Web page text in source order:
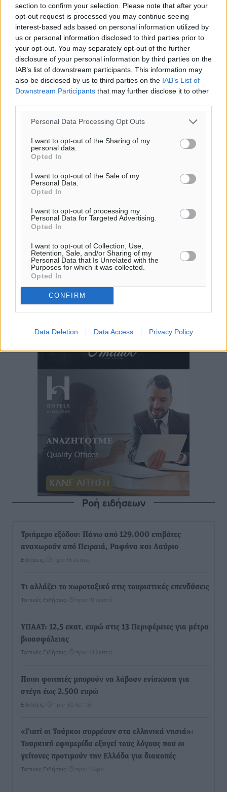
section to confirm your selection. Please note that after your
opt-out request is processed you may continue seeing
interest-based ads based on personal information utilized by
us or personal information disclosed to third parties prior to
your opt-out. You may separately opt-out of the further
disclosure of your personal information by third parties on the
IAB’s list of downstream participants. This information may
also be disclosed by us to third parties on the IAB’s List of
Downstream Participants that may further disclose it to other
Personal Data Processing Opt Outs
I want to opt-out of the Sharing of my
personal data.
Opted In
I want to opt-out of the Sale of my
Personal Data.
Opted In
I want to opt-out of processing my
Personal Data for Targeted Advertising.
Opted In
I want to opt-out of Collection, Use,
Retention, Sale, and/or Sharing of my
Personal Data that Is Unrelated with the
Purposes for which it was collected.
Opted In
CONFIRM
Data Deletion Data Access Privacy Policy
πρόγνωση:
32°
ΣΑ
30°
ΚΥ
29°
ΔΕ
29
ΤΡ
Ροή ειδήσεων
Τριήμερο εξόδου: Πάνω από 129.000 επιβάτες
αναχωρούν από Πειραιά, Ραφήνα και Λαύριο
Ειδήσεις πριν 15 λεπτά
Τι αλλάζει το χωροταξικό στις τουριστικές επενδύσεις
Τοπικές Ειδήσεις πριν 19 λεπτά
ΥΠΑΑΤ: 12,5 εκατ. ευρώ στις 13 Περιφέρειες για μέτρα
βιοασφάλειας
Τοπικές Ειδήσεις πριν 41 λεπτά
Ποιοι φοιτητές μπορούν να λάβουν ενίσχυση για
στέγη έως 2.500 ευρώ
Ειδήσεις πριν 50 λεπτά
«Γιατί οι Τούρκοι συρρέουν στα ελληνικά νησιά»:
Τουρκική εφημερίδα εξηγεί τους λόγους που οι
γείτονες προτιμούν την Ελλάδα για διακοπές
Τοπικές Ειδήσεις πριν 1 ώρα